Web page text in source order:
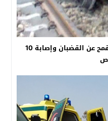
خروج قطار قرب محطة منيا القمح عن القضبان وإصابة 10